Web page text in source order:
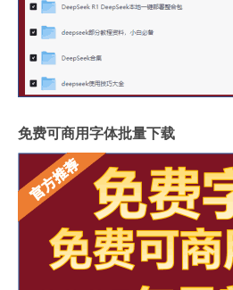
免费可商用字体批量下载